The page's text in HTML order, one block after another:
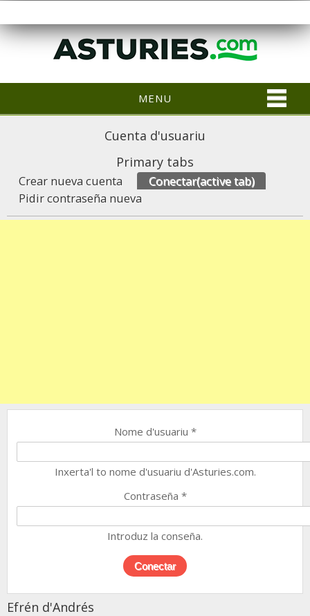
MENU
Cuenta d'usuariu
Primary tabs
Crear nueva cuenta Conectar(active tab)
Pidir contraseña nueva
Nome d'usuariu *
Inxerta'l to nome d'usuariu d'Asturies.com.
Contraseña *
Introduz la conseña.
Efrén d'Andrés